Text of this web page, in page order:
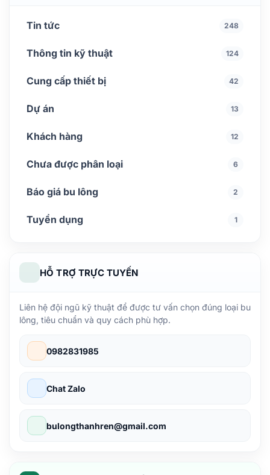
Tin tức 248
Thông tin kỹ thuật 124
Cung cấp thiết bị 42
Dự án 13
Khách hàng 12
Chưa được phân loại 6
Báo giá bu lông 2
Tuyển dụng 1
HỖ TRỢ TRỰC TUYẾN
Liên hệ đội ngũ kỹ thuật để được tư vấn chọn đúng loại bu
lông, tiêu chuẩn và quy cách phù hợp.
0982831985
Chat Zalo
bulongthanhren@gmail.com